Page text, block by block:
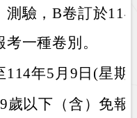
測驗，B卷訂於
一種卷別。
114年5月9日(星期
歲以下（含）免報